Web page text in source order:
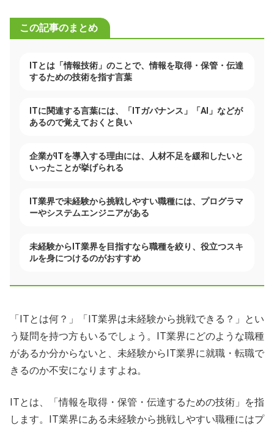
この記事のまとめ
ITとは「情報技術」のことで、情報を取得・保管・伝達
するための技術を指す言葉
ITに関連する言葉には、「ITガバナンス」「AI」などが
あるので覚えておくと良い
企業がITを導入する理由には、人材不足を緩和したいと
いったことが挙げられる
IT業界で未経験から挑戦しやすい職種には、プログラマ
ーやシステムエンジニアがある
未経験からIT業界を目指すなら職種を絞り、役立つスキ
ルを身につけるのがおすすめ
「ITとは何？」「IT業界は未経験から挑戦できる？」とい
う疑問を持つ方もいるでしょう。IT業界にどのような職種
があるか分からないと、未経験からIT業界に就職・転職で
きるのか不安になりますよね。
ITとは、「情報を取得・保管・伝達するための技術」を指
します。IT業界にある未経験から挑戦しやすい職種にはプ